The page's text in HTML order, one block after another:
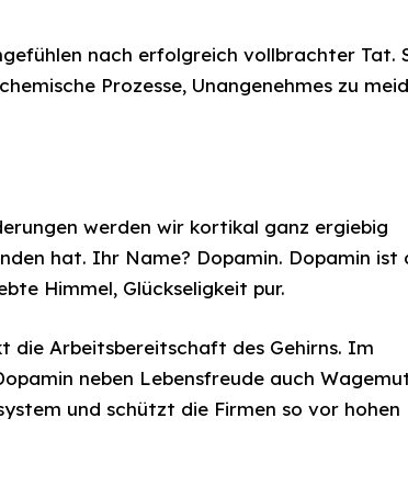
nach erfolgreich vollbrachter Tat.
Prozesse, Unangenehmes zu
werden wir kortikal ganz ergiebig
hat. Ihr Name? Dopamin. Dopamin ist
Himmel, Glückseligkeit pur.
die Arbeitsbereitschaft des Gehirns. Im
neben Lebensfreude auch
und schützt die Firmen so vor hohen